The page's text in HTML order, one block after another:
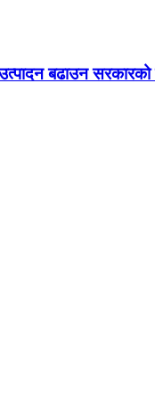
उत्पादन बढाउन